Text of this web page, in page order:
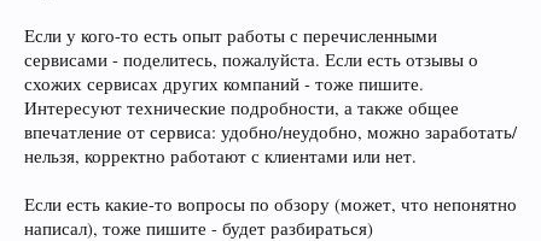
Если у кого-то есть опыт работы с перечисленными
сервисами - поделитесь, пожалуйста. Если есть отзывы о
схожих сервисах других компаний - тоже пишите.
Интересуют технические подробности, а также общее
впечатление от сервиса: удобно/неудобно, можно заработать/
нельзя, корректно работают с клиентами или нет.
Если есть какие-то вопросы по обзору (может, что непонятно
написал), тоже пишите - будет разбираться)